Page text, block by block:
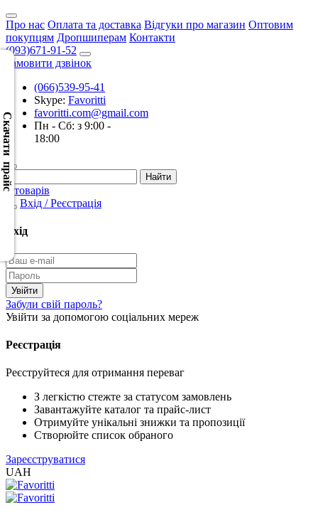
Про нас Оплата та доставка Відгуки про магазин Оптовим
покупцям Дропшиперам Контакти
(093)671-91-52
Замовити дзвінок
(066)539-95-41
Skype: Favoritti
favoritti.com@gmail.com
Пн - Сб: з 9:00 -
18:00
0 товарів
Вхід / Реєстрація
Вхід
Забули свій пароль?
Увійти за допомогою соціальних мереж
Реєстрація
Реєструйтеся для отримання переваг
З легкістю стежте за статусом замовлень
Завантажуйте каталог та прайс-лист
Отримуйте унікальні знижки та пропозиції
Створюйте список обраного
Зареєструватися
UAH
Скачати прайс
Скачать
XML
(Розн.)
Скачать
XML
(Опт)
CSV
Скачать
CSV
(Опт)
XLS
EXCEL
(Розн.)
XLS
EXCEL
2005
(Опт)